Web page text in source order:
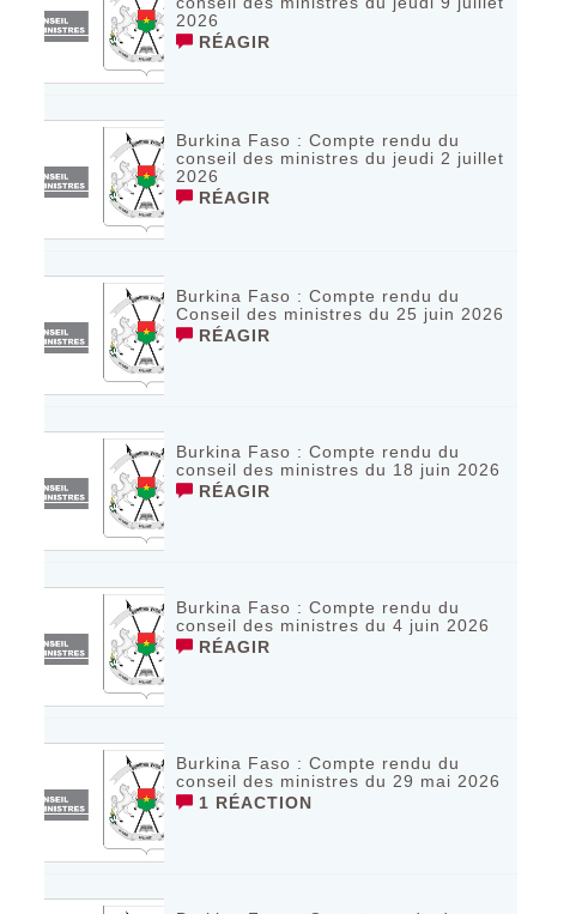
2026
RÉAGIR
Burkina Faso : Compte rendu du
conseil des ministres du jeudi 2 juillet
2026
RÉAGIR
Burkina Faso : Compte rendu du
Conseil des ministres du 25 juin 2026
RÉAGIR
Burkina Faso : Compte rendu du
conseil des ministres du 18 juin 2026
RÉAGIR
Burkina Faso : Compte rendu du
conseil des ministres du 4 juin 2026
RÉAGIR
Burkina Faso : Compte rendu du
conseil des ministres du 29 mai 2026
1 RÉACTION